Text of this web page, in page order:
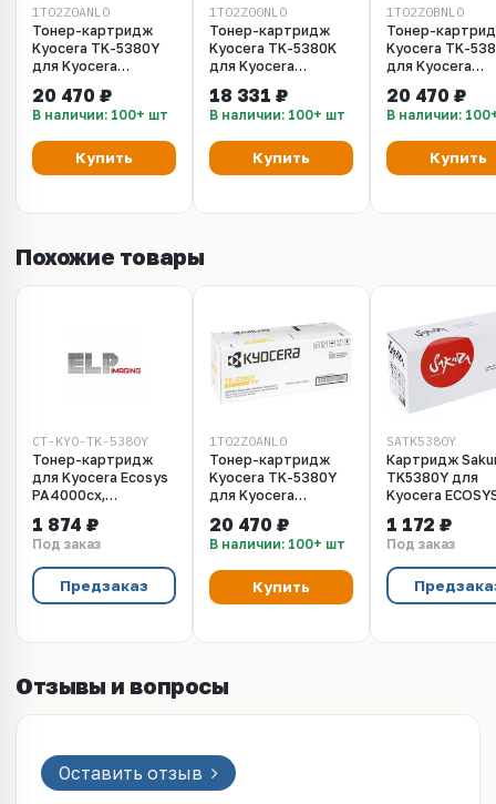
1T02Z0ANL0
Тонер-картридж
Kyocera TK-5380Y
для Kyocera
MA4000cix,
MA4000cifx 10
000стр.
Оригинальный
20 470 ₽
В наличии: 100+ шт
Купить
1T02Z00NL0
Тонер-картридж
Kyocera TK-5380K
для Kyocera
MA4000cix,
MA4000cifx 13
000стр.
Оригинальный
18 331 ₽
В наличии: 100+ шт
Купить
1T02Z0BNL0
Тонер-
Kyocera TK-
для Kyocera
MA4000cix,
MA4000cifx 10
000стр.
Оригинальный
20 470 ₽
В наличии:
Купить
Похожие товары
CT-KYO-TK-5380Y
Тонер-картридж
для Kyocera Ecosys
PA4000cx,
MA4000cifx TK-
5380Y yellow 10K
ELP Imaging®
1 874 ₽
Под заказ
Предзаказ
1T02Z0ANL0
Тонер-картридж
Kyocera TK-5380Y
для Kyocera
MA4000cix,
MA4000cifx 10
000стр.
Оригинальный
20 470 ₽
В наличии: 100+ шт
Купить
SATK5380Y
Картридж
TK5380Y для
Kyocera
MA4000cix/
MA4000cifx,
желтый,
1 172 ₽
Под заказ
Отзывы и вопросы
Оставить отзыв